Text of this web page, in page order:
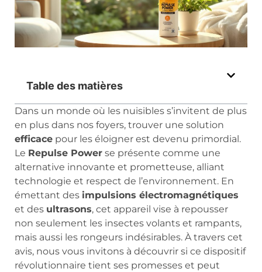
Table des matières
Dans un monde où les nuisibles s’invitent de plus
en plus dans nos foyers, trouver une solution
efficace pour les éloigner est devenu primordial.
Le Repulse Power se présente comme une
alternative innovante et prometteuse, alliant
technologie et respect de l’environnement. En
émettant des impulsions électromagnétiques
et des ultrasons, cet appareil vise à repousser
non seulement les insectes volants et rampants,
mais aussi les rongeurs indésirables. À travers cet
avis, nous vous invitons à découvrir si ce dispositif
révolutionnaire tient ses promesses et peut